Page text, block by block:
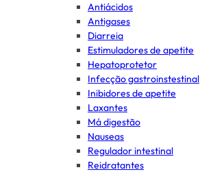
Antiácidos
Antigases
Diarreia
Estimuladores de apetite
Hepatoprotetor
Infecção gastroinstestinal
Inibidores de apetite
Laxantes
Má digestão
Nauseas
Regulador intestinal
Reidratantes